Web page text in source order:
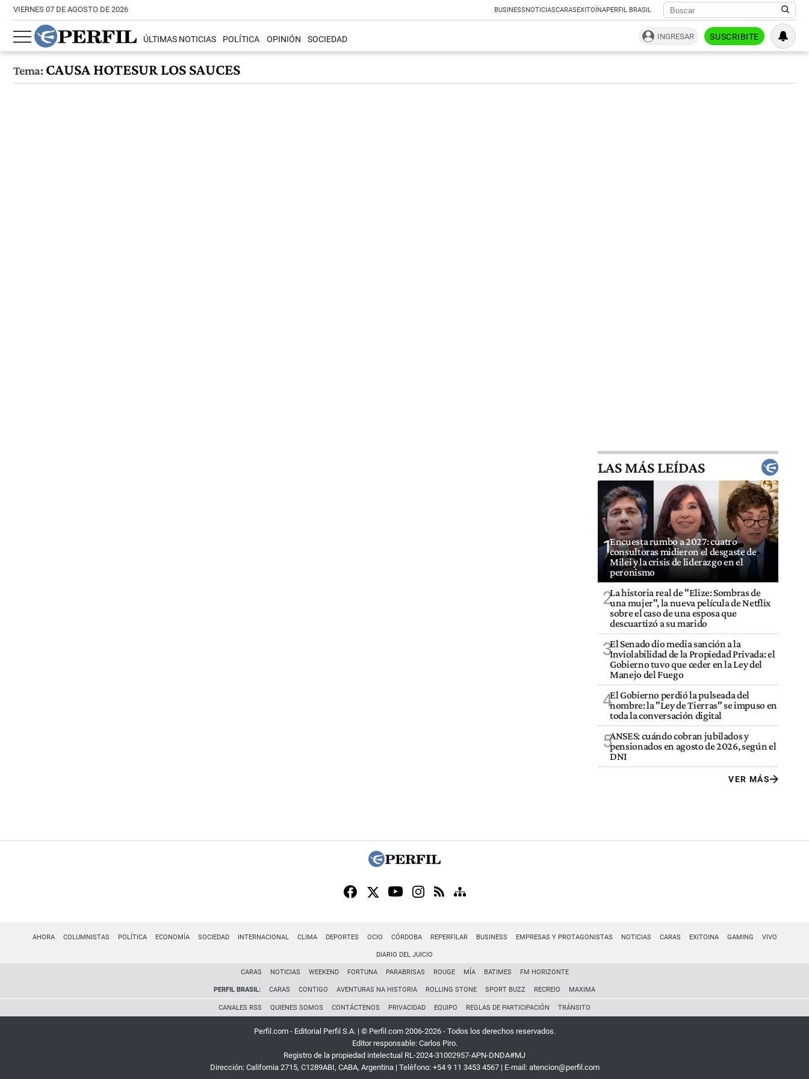
VIERNES 07 DE AGOSTO DE 2026 BUSINESSNOTICIASCARASEXITOÍNAPERFIL BRASIL
ÚLTIMAS NOTICIAS POLÍTICA OPINIÓN SOCIEDAD INGRESAR SUSCRIBITE
Tema:CAUSA HOTESUR LOS SAUCES
LAS MÁS LEÍDAS
1Encuesta rumbo a 2027: cuatro
consultoras midieron el desgaste de
Milei y la crisis de liderazgo en el
peronismo
2La historia real de "Elize: Sombras de
una mujer", la nueva película de Netflix
sobre el caso de una esposa que
descuartizó a su marido
3El Senado dio media sanción a la
Inviolabilidad de la Propiedad Privada: el
Gobierno tuvo que ceder en la Ley del
Manejo del Fuego
4El Gobierno perdió la pulseada del
nombre: la "Ley de Tierras" se impuso en
toda la conversación digital
5ANSES: cuándo cobran jubilados y
pensionados en agosto de 2026, según el
DNI
VER MÁS
AHORA COLUMNISTAS POLÍTICA ECONOMÍA SOCIEDAD INTERNACIONAL CLIMA DEPORTES OCIO CÓRDOBA REPERFILAR BUSINESS EMPRESAS Y PROTAGONISTAS NOTICIAS CARAS EXITOINA GAMING VIVO
DIARIO DEL JUICIO
CARAS NOTICIAS WEEKEND FORTUNA PARABRISAS ROUGE MÍA BATIMES FM HORIZONTE
PERFIL BRASIL: CARAS CONTIGO AVENTURAS NA HISTORIA ROLLING STONE SPORT BUZZ RECREIO MAXIMA
CANALES RSS QUIENES SOMOS CONTÁCTENOS PRIVACIDAD EQUIPO REGLAS DE PARTICIPACIÓN TRÁNSITO
Perfil.com - Editorial Perfil S.A. | © Perfil.com 2006-2026 - Todos los derechos reservados.
Editor responsable: Carlos Piro.
Registro de la propiedad intelectual RL-2024-31002957-APN-DNDA#MJ
Dirección: California 2715, C1289ABI, CABA, Argentina| Teléfono: +54 9 11 3453 4567| E-mail: atencion@perfil.com